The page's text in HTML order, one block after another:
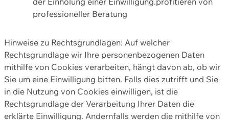
professioneller Beratung
Hinweise zu Rechtsgrundlagen: Auf welcher
Rechtsgrundlage wir Ihre personenbezogenen Daten
mithilfe von Cookies verarbeiten, hängt davon ab, ob wir
Sie um eine Einwilligung bitten. Falls dies zutrifft und Sie
in die Nutzung von Cookies einwilligen, ist die
Rechtsgrundlage der Verarbeitung Ihrer Daten die
erklärte Einwilligung. Andernfalls werden die mithilfe von